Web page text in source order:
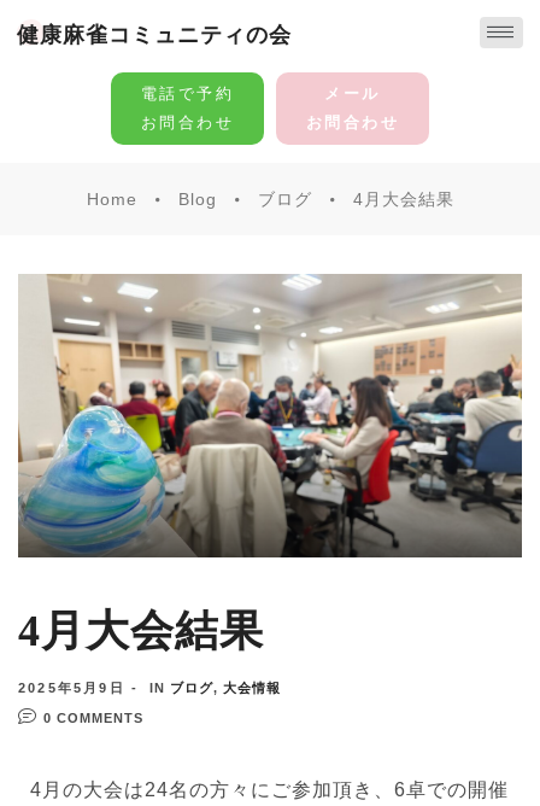
健康麻雀コミュニティの会
電話で予約
お問合わせ
メール
お問合わせ
Home Blog ブログ 4月大会結果
4月大会結果
2025年5月9日 IN ブログ,大会情報
0 COMMENTS
4月の大会は24名の方々にご参加頂き、6卓での開催
)